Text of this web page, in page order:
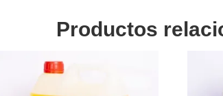
Productos